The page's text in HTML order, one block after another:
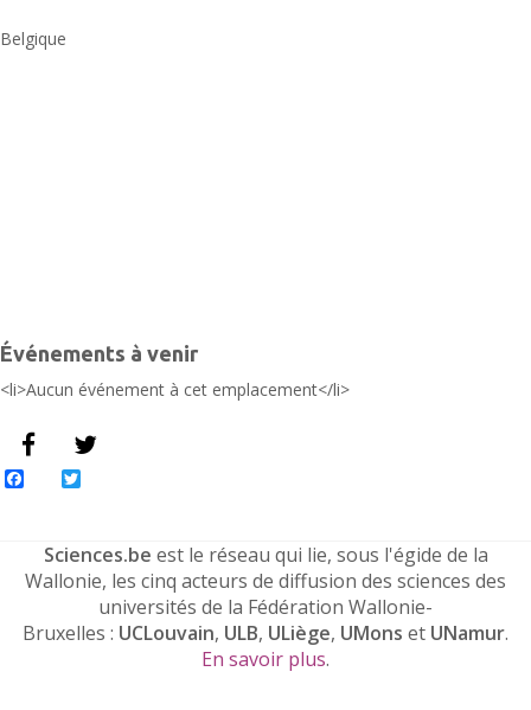
Belgique
Événements à venir
<li>Aucun événement à cet emplacement</li>
Facebook
Sciences.be est le réseau qui lie, sous l'égide de la
Wallonie, les cinq acteurs de diffusion des sciences des
universités de la Fédération Wallonie-
Bruxelles : UCLouvain, ULB, ULiège, UMons et UNamur.
En savoir plus.